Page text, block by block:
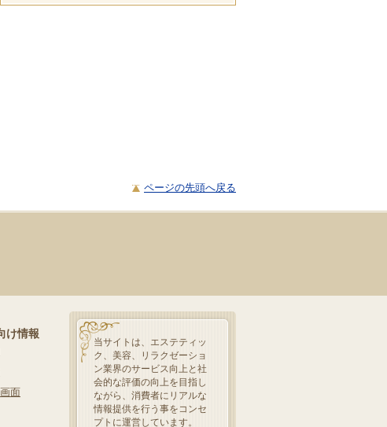
ページの先頭へ戻る
け情報
面
当サイトは、エステティッ
ク、美容、リラクゼーショ
ン業界のサービス向上と社
会的な評価の向上を目指し
ながら、消費者にリアルな
情報提供を行う事をコンセ
プトに運営しています。